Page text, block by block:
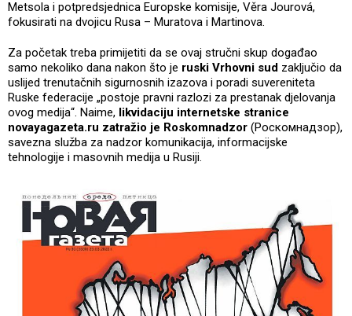
Metsola i potpredsjednica Europske komisije, Věra Jourová,
fokusirati na dvojicu Rusa – Muratova i Martinova.
Za početak treba primijetiti da se ovaj stručni skup događao
samo nekoliko dana nakon što je ruski Vrhovni sud zaključio da
uslijed trenutačnih sigurnosnih izazova i poradi suvereniteta
Ruske federacije „postoje pravni razlozi za prestanak djelovanja
ovog medija“. Naime, likvidaciju internetske stranice
novayagazeta.ru zatražio je Roskomnadzor (Роскомнадзор),
savezna služba za nadzor komunikacija, informacijske
tehnologije i masovnih medija u Rusiji.